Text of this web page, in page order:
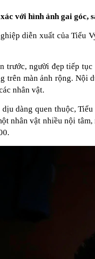
với hình ảnh gai góc,
diễn xuất của Tiểu
trước, người đẹp tiếp
trên màn ảnh rộng.
nhân vật.
dàng quen thuộc,
nhân vật nhiều nội